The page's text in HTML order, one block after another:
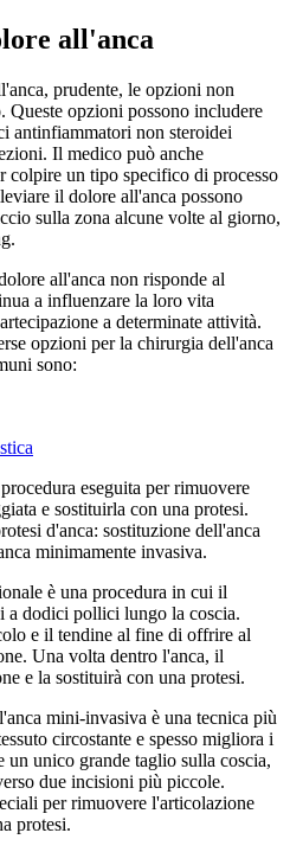
all'anca
prudente, le opzioni non
opzioni possono includere
antinfiammatori non steroidei
Il medico può anche
colpire un tipo specifico di processo
il dolore all'anca possono
sulla zona alcune volte al giorno,
all'anca non risponde al
a influenzare la loro vita
a determinate attività.
opzioni per la chirurgia dell'anca
sono:
eseguita per rimuovere
e sostituirla con una protesi.
d'anca: sostituzione dell'anca
minimamente invasiva.
è una procedura in cui il
a dodici pollici lungo la coscia.
e il tendine al fine di offrire al
Una volta dentro l'anca, il
e la sostituirà con una protesi.
mini-invasiva è una tecnica più
circostante e spesso migliora i
un unico grande taglio sulla coscia,
due incisioni più piccole.
per rimuovere l'articolazione
protesi.